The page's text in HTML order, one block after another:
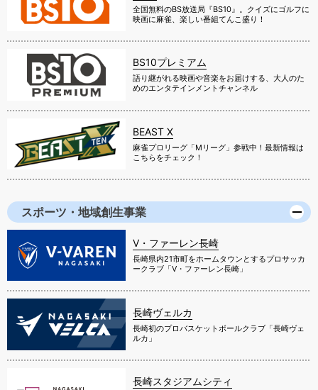
全国無料のBS放送局『BS10』。クイズにゴルフに
映画に麻雀、楽しい番組てんこ盛り！
BS10プレミアム
語り継がれる映画や音楽をお届けする、大人のた
めのエンタテインメントチャンネル
BEAST X
麻雀プロリーグ「Mリーグ」参戦中！最新情報は
こちらをチェック！
スポーツ・地域創生事業
V・ファーレン長崎
長崎県内21市町をホームタウンとするプロサッカ
ークラブ「V・ファーレン長崎」
長崎ヴェルカ
長崎初のプロバスケットボールクラブ「長崎ヴェ
ルカ」
長崎スタジアムシティ